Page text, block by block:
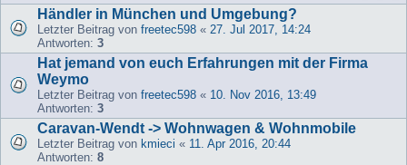
Händler in München und Umgebung?
Letzter Beitrag von freetec598 « 27. Jul 2017, 14:24
Antworten: 3
Hat jemand von euch Erfahrungen mit der Firma
Weymo
Letzter Beitrag von freetec598 « 10. Nov 2016, 13:49
Antworten: 3
Caravan-Wendt -> Wohnwagen & Wohnmobile
Letzter Beitrag von kmieci « 11. Apr 2016, 20:44
Antworten: 8